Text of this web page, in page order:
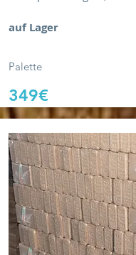
auf Lager
Palette
349€